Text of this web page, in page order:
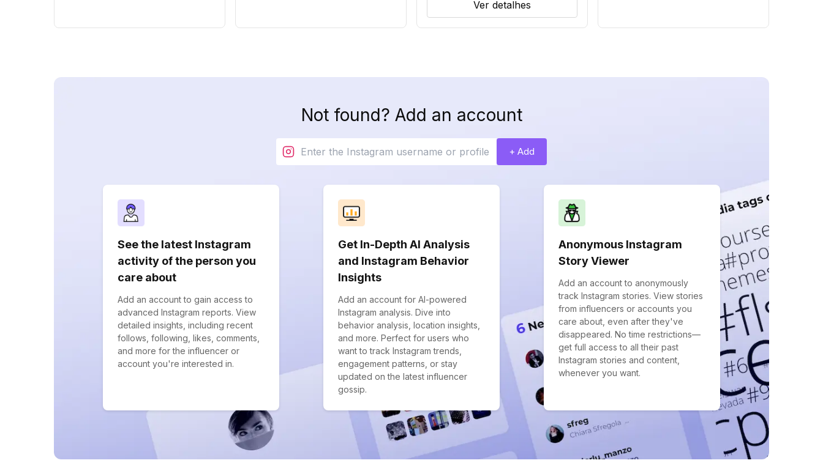
Ver detalhes
Not found? Add an account
+ Add
See the latest Instagram
activity of the person you
care about
Add an account to gain access to
advanced Instagram reports. View
detailed insights, including recent
follows, following, likes, comments,
and more for the influencer or
account you're interested in.
Get In-Depth AI Analysis
and Instagram Behavior
Insights
Add an account for AI-powered
Instagram analysis. Dive into
behavior analysis, location insights,
and more. Perfect for users who
want to track Instagram trends,
engagement patterns, or stay
updated on the latest influencer
gossip.
Anonymous Instagram
Story Viewer
Add an account to anonymously
track Instagram stories. View stories
from influencers or accounts you
care about, even after they've
disappeared. No time restrictions—
get full access to all their past
Instagram stories and content,
whenever you want.